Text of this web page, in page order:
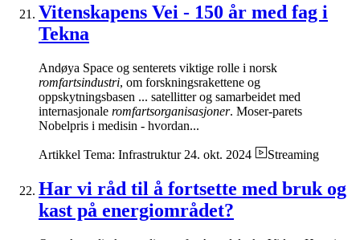
Vitenskapens Vei - 150 år med fag i
Tekna
Andøya Space og senterets viktige rolle i norsk
romfartsindustri, om forskningsrakettene og
oppskytningsbasen ... satellitter og samarbeidet med
internasjonale romfartsorganisasjoner. Moser-parets
Nobelpris i medisin - hvordan...
Artikkel Tema: Infrastruktur 24. okt. 2024 Streaming
Har vi råd til å fortsette med bruk og
kast på energiområdet?